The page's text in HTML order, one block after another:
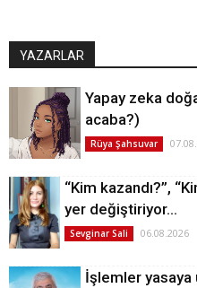
YAZARLAR
Yapay zeka
acaba?)
Rüya Şahsuvar
“Kim kazandı?”,
yer değiştiriyor…
Sevginar Sali 06.08.2026
İşlemler